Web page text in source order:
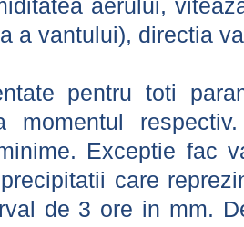
aerului,
a vantului), directia
pentru toti
momentul
Exceptie fac
care
de 3 ore in mm.